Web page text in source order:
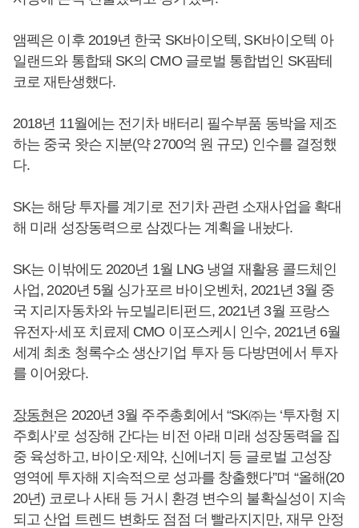
앰펙은 이후 2019년 한국 SK바이오텍, SK바이오텍 아
일랜드와 통합돼 SK의 CMO 글로벌 통합법인 SK팜테
코로 재탄생했다.
2018년 11월에는 전기차 배터리 필수부품 동박을 제조
하는 중국 왓슨 지분(약 2700억 원 규모) 인수를 결정했
다.
SK는 해당 투자를 계기로 전기차 관련 소재사업을 확대
해 미래 성장동력으로 삼겠다는 계획을 내놨다.
SK는 이밖에도 2020년 1월 LNG 냉열 재활용 콜드체인
사업, 2020년 5월 싱가포르 바이오벤처, 2021년 3월 중
국 지리자동차와 뉴모빌리티펀드, 2021년 3월 프랑스
유전자·세포 치료제 CMO 이포스케시 인수, 2021년 6월
세계 최초 청록수소 생산기업 투자 등 다방면에서 투자
를 이어왔다.
장동현은 2020년 3월 주주총회에서 “SK㈜는 ‘투자형 지
주회사’로 성장해 간다는 비전 아래 미래 성장동력을 집
중 육성하고, 바이오·제약, 신에너지 등 글로벌 고성장
영역에 투자해 지속적으로 성과를 창출했다”며 “올해(20
20년) 코로나 사태 등 거시 환경 변수의 불확실성이 지속
되고 산업 트렌드 변화도 점점 더 빨라지지만, 재무 안정